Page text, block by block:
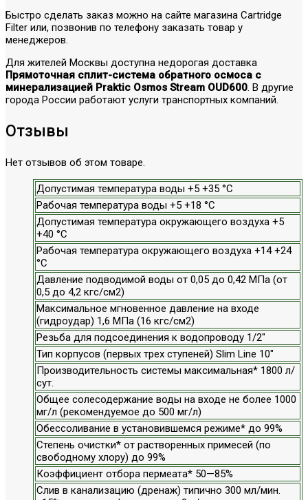
Быстро сделать заказ можно на сайте магазина Cartridge
Filter или, позвонив по телефону заказать товар у
менеджеров.
Для жителей Москвы доступна недорогая доставка
Прямоточная сплит-система обратного осмоса с
минерализацией Praktic Osmos Stream OUD600. В другие
города России работают услуги транспортных компаний.
Отзывы
Нет отзывов об этом товаре.
Допустимая температура воды +5 +35 °С
Рабочая температура воды +5 +18 °С
Допустимая температура окружающего воздуха +5
+40 °С
Рабочая температура окружающего воздуха +14 +24
°С
Давление подводимой воды от 0,05 до 0,42 МПа (от
0,5 до 4,2 кгс/см2)
Максимальное мгновенное давление на входе
(гидроудар) 1,6 МПа (16 кгс/см2)
Резьба для подсоединения к водопроводу 1/2"
Тип корпусов (первых трех ступеней) Slim Line 10"
Производительность системы максимальная* 1800 л/
сут.
Общее солесодержание воды на входе не более 1000
мг/л (рекомендуемое до 500 мг/л)
Обессоливание в установившемся режиме* до 99%
Степень очистки* от растворенных примесей (по
свободному хлору) до 99%
Коэффициент отбора пермеата* 50—85%
Слив в канализацию (дренаж) типично 300 мл/мин.